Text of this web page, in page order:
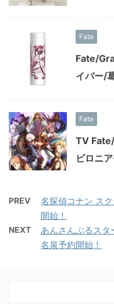
Fate
Fate/
イバー/
Fate
TV
ビロニ
PREV
名探偵コナン ス
開始！
NEXT
あんさんぶるス
名泉予約開始！